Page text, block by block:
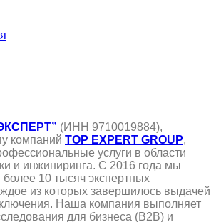
(ИНН 9710019884),
компаний TOP EXPERT GROUP,
услуги в области
и инжиниринга. С 2016 года мы
10 тысяч экспертных
из которых завершилось выдачей
Наша компания выполняет
для бизнеса (B2B) и